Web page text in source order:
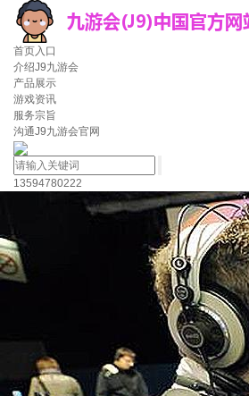
首页入口
介绍J9九游会
产品展示
游戏资讯
服务宗旨
沟通J9九游会官网
13594780222